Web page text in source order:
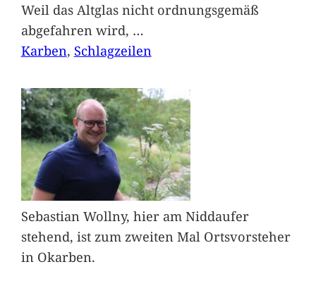
Weil das Altglas nicht ordnungsgemäß
abgefahren wird, …
Karben, Schlagzeilen
Sebastian Wollny, hier am Niddaufer
stehend, ist zum zweiten Mal Ortsvorsteher
in Okarben.